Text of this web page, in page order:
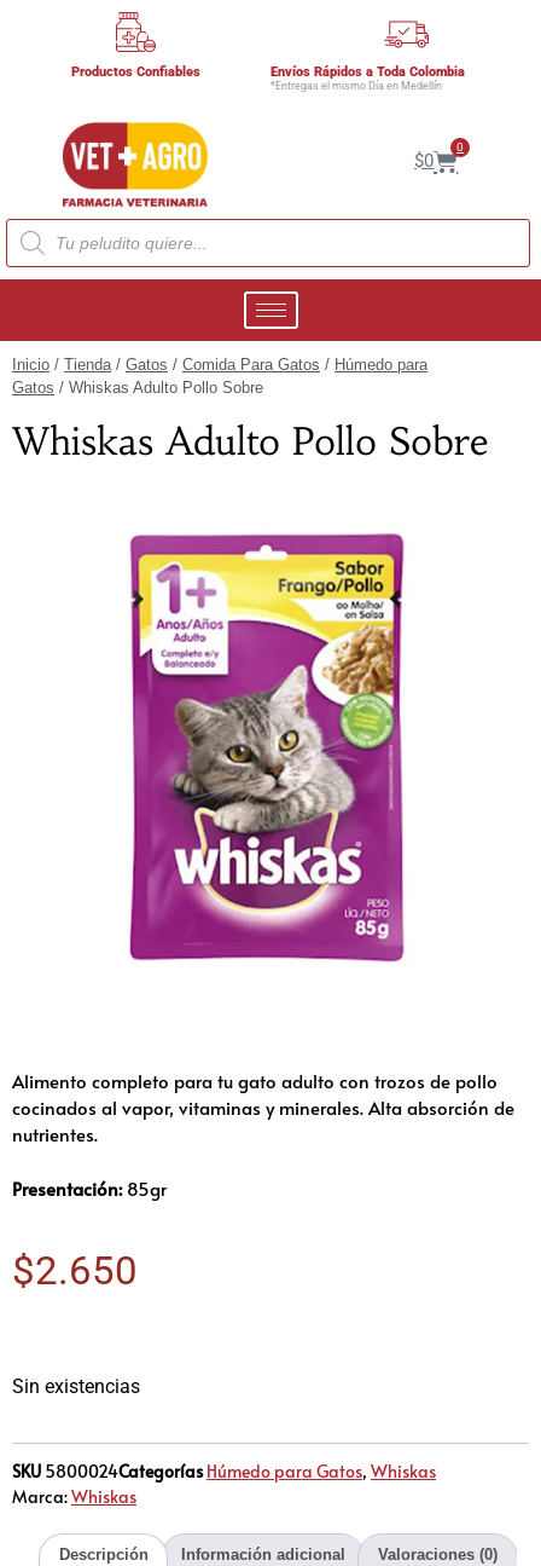
Productos Confiables Envíos Rápidos a Toda Colombia
*Entregas el mismo Día en Medellín
$0
0
Inicio / Tienda/ Gatos / Comida Para Gatos / Húmedo para
Gatos / Whiskas Adulto Pollo Sobre
Whiskas Adulto Pollo Sobre
Alimento completo para tu gato adulto con trozos de pollo
cocinados al vapor, vitaminas y minerales. Alta absorción de
nutrientes.
Presentación:85gr
$2.650
Sin existencias
SKU 5800024Categorías Húmedo para Gatos, Whiskas
Marca:Whiskas
Descripción Información adicional Valoraciones (0)